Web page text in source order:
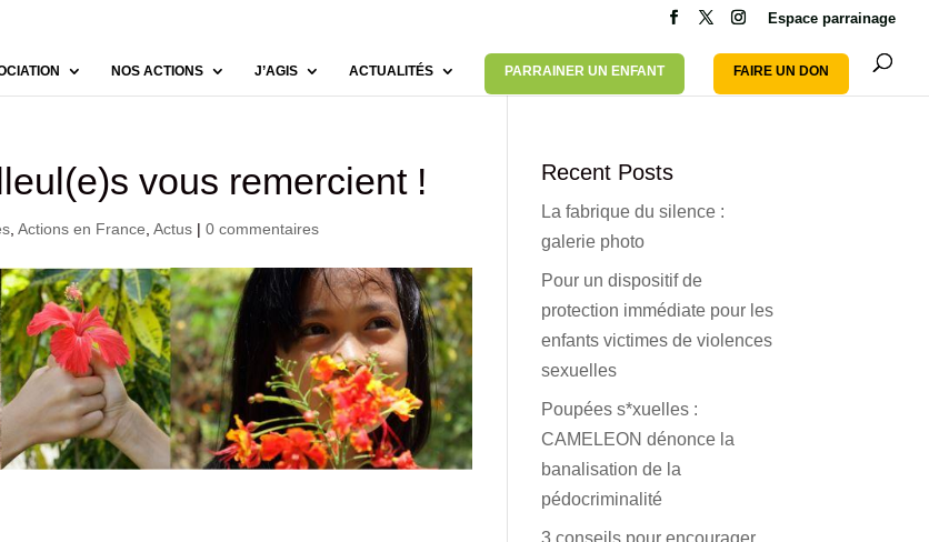
Espace parrainage
NOS ACTIONS J’AGIS ACTUALITÉS PARRAINER UN ENFANT FAIRE UN DON
vous remercient !
,Actions en France ,Actus |0 commentaires
Recent Posts
La fabrique du silence :
galerie photo
Pour un dispositif de
protection immédiate pour les
enfants victimes de violences
sexuelles
Poupées s*xuelles :
CAMELEON dénonce la
banalisation de la
pédocriminalité
3 conseils pour encourager